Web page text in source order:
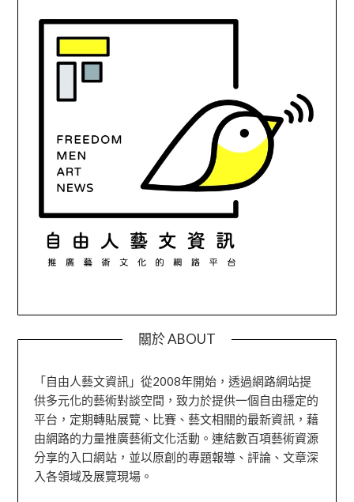
關於 ABOUT
「自由人藝文資訊」從2008年開始，透過網路網站提
供多元化的藝術對談空間，致力於提供一個自由穩定的
平台，定期轉貼展覽、比賽、藝文相關的最新資訊，藉
由網路的力量推廣藝術文化活動。連結數百項藝術資源
分享的入口網站，並以原創的專題報導、評論、文章深
入各領域及展覽現場。